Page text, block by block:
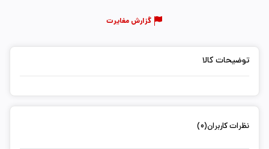
گزارش مغایرت
توضیحات کالا
نظرات کاربران(0)